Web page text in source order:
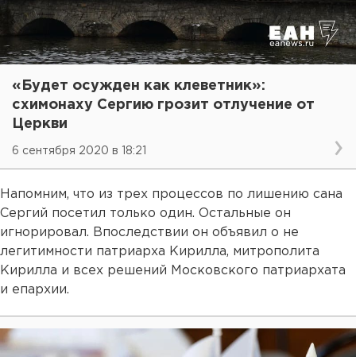
«Будет осужден как клеветник»:
схимонаху Сергию грозит отлучение от
Церкви
6 сентября 2020 в 18:21
Напомним, что из трех процессов по лишению сана
Сергий посетил только один. Остальные он
игнорировал. Впоследствии он объявил о не
легитимности патриарха Кирилла, митрополита
Кирилла и всех решений Московского патриархата
и епархии.